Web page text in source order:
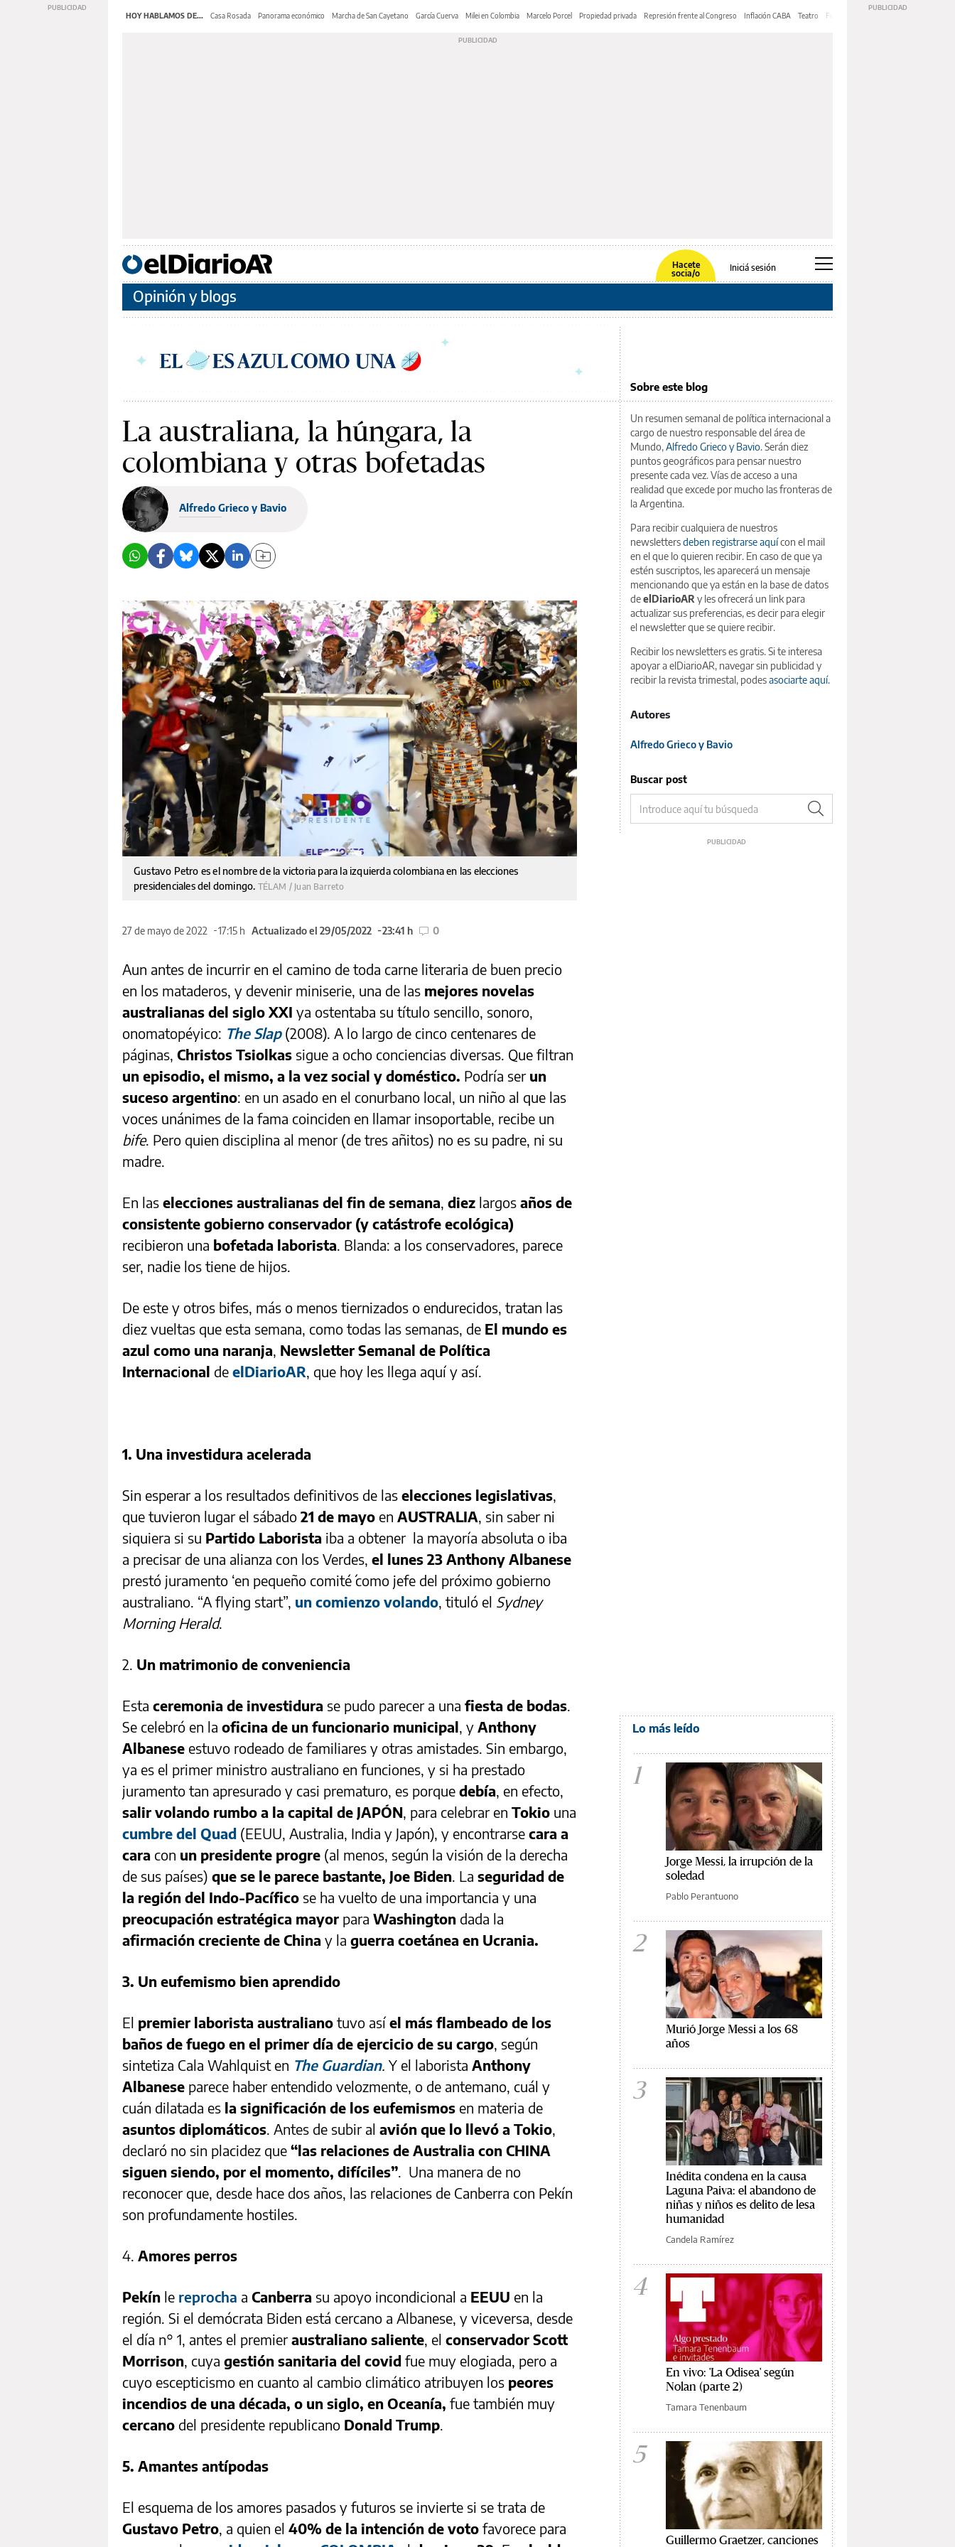
HOY HABLAMOS DE... Casa Rosada Panorama económico Marcha de San Cayetano García Cuerva Milei en Colombia Marcelo Porcel Propiedad privada Represión frente al Congreso Inflación CABA Teatro Feria de Editores
Hacete
socia/o
Iniciá sesión
Opinión y blogs
La australiana, la húngara, la
colombiana y otras bofetadas
Alfredo Grieco y Bavio
Gustavo Petro es el nombre de la victoria para la izquierda colombiana en las elecciones
presidenciales del domingo. TÉLAM / Juan Barreto
27 de mayo de 2022 17:15 h Actualizado el 29/05/2022 23:41 h 0
Aun antes de incurrir en el camino de toda carne literaria de buen precio
en los mataderos, y devenir miniserie, una de las mejores novelas
australianas del siglo XXI ya ostentaba su título sencillo, sonoro,
onomatopéyico: The Slap (2008). A lo largo de cinco centenares de
páginas, Christos Tsiolkas sigue a ocho conciencias diversas. Que filtran
un episodio, el mismo, a la vez social y doméstico. Podría ser un
suceso argentino: en un asado en el conurbano local, un niño al que las
voces unánimes de la fama coinciden en llamar insoportable, recibe un
bife. Pero quien disciplina al menor (de tres añitos) no es su padre, ni su
madre.
En las elecciones australianas del fin de semana, diez largos años de
consistente gobierno conservador (y catástrofe ecológica)
recibieron una bofetada laborista. Blanda: a los conservadores, parece
ser, nadie los tiene de hijos.
De este y otros bifes, más o menos tiernizados o endurecidos, tratan las
diez vueltas que esta semana, como todas las semanas, de El mundo es
azul como una naranja, Newsletter Semanal de Política
Internacional de elDiarioAR, que hoy les llega aquí y así.
1. Una investidura acelerada
Sin esperar a los resultados definitivos de las elecciones legislativas,
que tuvieron lugar el sábado 21 de mayo en AUSTRALIA, sin saber ni
siquiera si su Partido Laborista iba a obtener la mayoría absoluta o iba
a precisar de una alianza con los Verdes, el lunes 23 Anthony Albanese
prestó juramento ‘en pequeño comité´ como jefe del próximo gobierno
australiano. “A flying start”, un comienzo volando, tituló el Sydney
Morning Herald.
2. Un matrimonio de conveniencia
Esta ceremonia de investidura se pudo parecer a una fiesta de bodas.
Se celebró en la oficina de un funcionario municipal, y Anthony
Albanese estuvo rodeado de familiares y otras amistades. Sin embargo,
ya es el primer ministro australiano en funciones, y si ha prestado
juramento tan apresurado y casi prematuro, es porque debía, en efecto,
salir volando rumbo a la capital de JAPÓN, para celebrar en Tokio una
cumbre del Quad (EEUU, Australia, India y Japón), y encontrarse cara a
cara con un presidente progre (al menos, según la visión de la derecha
de sus países) que se le parece bastante, Joe Biden. La seguridad de
la región del Indo-Pacífico se ha vuelto de una importancia y una
preocupación estratégica mayor para Washington dada la
afirmación creciente de China y la guerra coetánea en Ucrania.
3. Un eufemismo bien aprendido
El premier laborista australiano tuvo asíel más flambeado de los
baños de fuego en el primer día de ejercicio de su cargo, según
sintetiza Cala Wahlquist en The Guardian. Y el laborista Anthony
Albanese parece haber entendido velozmente, o de antemano, cuál y
cuán dilatada es la significación de los eufemismos en materia de
asuntos diplomáticos. Antes de subir al avión que lo llevó a Tokio,
declaró no sin placidez que “las relaciones de Australia con CHINA
siguen siendo, por el momento, difíciles”. Una manera de no
reconocer que, desde hace dos años, las relaciones de Canberra con Pekín
son profundamente hostiles.
4. Amores perros
Pekín le reprocha a Canberra su apoyo incondicional a EEUU en la
región. Si el demócrata Biden está cercano a Albanese, y viceversa, desde
el día n° 1, antes el premieraustraliano saliente, el conservador Scott
Morrison, cuya gestión sanitaria del covid fue muy elogiada, pero a
cuyo escepticismo en cuanto al cambio climático atribuyen los peores
incendios de una década, o un siglo, en Oceanía, fue también muy
cercano del presidente republicano Donald Trump.
5. Amantes antípodas
El esquema de los amores pasados y futuros se invierte si se trata de
Gustavo Petro, a quien el 40% de la intención de voto favorece para
Sobre este blog
Un resumen semanal de política internacional a
cargo de nuestro responsable del área de
Mundo,Alfredo Grieco y Bavio. Serán diez
puntos geográficos para pensar nuestro
presente cada vez. Vías de acceso a una
realidad que excede por mucho las fronteras de
la Argentina.
Para recibir cualquiera de nuestros
newslettersdeben registrarse aquícon el mail
en el que lo quieren recibir. En caso de que ya
estén suscriptos, les aparecerá un mensaje
mencionando que ya están en la base de datos
deelDiarioAR y les ofrecerá un link para
actualizar sus preferencias, es decir para elegir
el newsletter que se quiere recibir.
Recibir los newsletters es gratis. Si te interesa
apoyar a elDiarioAR, navegar sin publicidad y
recibir la revista trimestal, podesasociarte aquí.
Autores
Alfredo Grieco y Bavio
Buscar post
Lo más leído
1
Jorge Messi, la irrupción de la
soledad
Pablo Perantuono
2
Murió Jorge Messi a los 68
años
3
Inédita condena en la causa
Laguna Paiva: el abandono de
niñas y niños es delito de lesa
humanidad
Candela Ramírez
4
En vivo: 'La Odisea' según
Nolan (parte 2)
Tamara Tenenbaum
5
Guillermo Graetzer, canciones